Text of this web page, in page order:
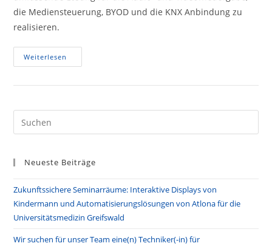
die Mediensteuerung, BYOD und die KNX Anbindung zu
realisieren.
Weiterlesen
Videokonferenzsystem
Die
Neueste Beiträge
Zukunftssichere Seminarräume: Interaktive Displays von
Kindermann und Automatisierungslösungen von Atlona für die
Universitätsmedizin Greifswald
Wir suchen für unser Team eine(n) Techniker(-in) für